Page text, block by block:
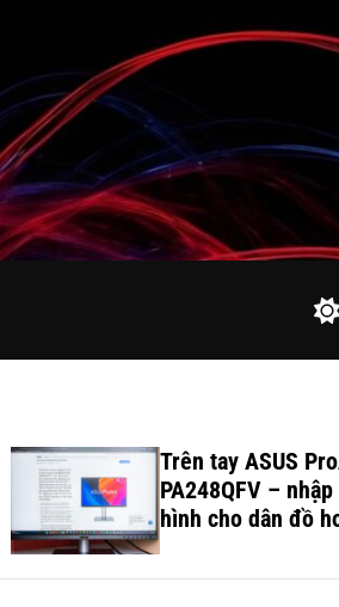
h
c
o
l
r
Trên tay ASUS
PA248QFV –
hình cho dân đồ